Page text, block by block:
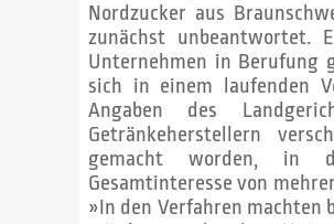
Nordzucker aus
zunächst unbeantwortet.
Unternehmen in Berufung
sich in einem laufenden
Angaben des
Getränkeherstellern
gemacht worden, in
Gesamtinteresse von
»In den Verfahren machten